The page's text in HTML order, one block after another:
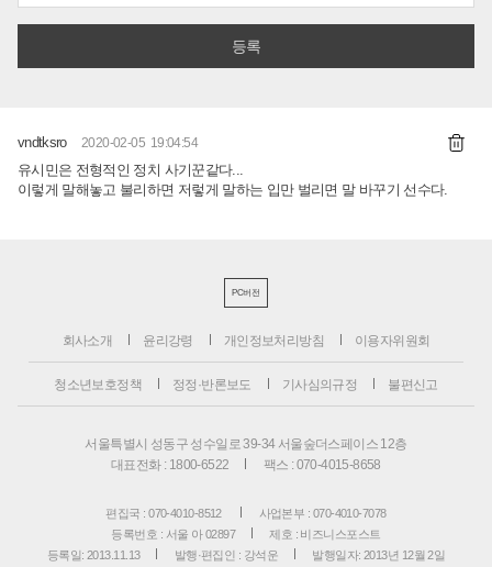
vndtksro 2020-02-05 19:04:54
유시민은 전형적인 정치 사기꾼같다...
이렇게 말해놓고 불리하면 저렇게 말하는 입만 벌리면 말 바꾸기 선수다.
PC버전
회사소개 윤리강령 개인정보처리방침 이용자위원회
청소년보호정책 정정·반론보도 기사심의규정 불편신고
서울특별시 성동구 성수일로 39-34 서울숲더스페이스 12층
대표전화 : 1800-6522
팩스 : 070-4015-8658
편집국 : 070-4010-8512
사업본부 : 070-4010-7078
등록번호 : 서울 아 02897
제호 : 비즈니스포스트
등록일: 2013.11.13
발행·편집인 : 강석운 발행일자: 2013년 12월 2일